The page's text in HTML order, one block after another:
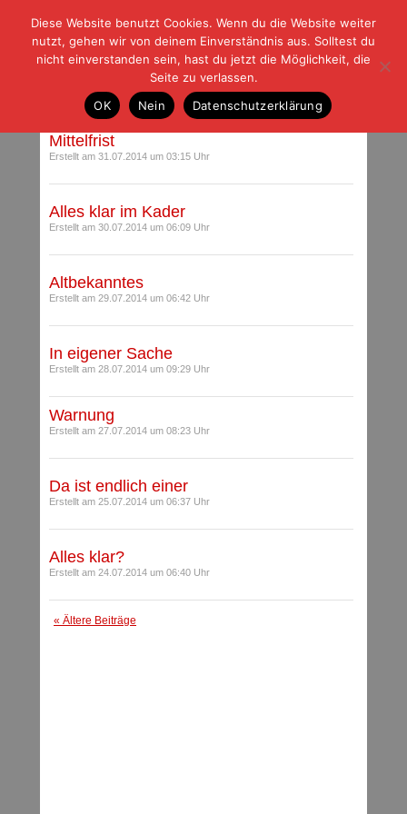
| | |BLOG-GFußball und der Rest
HOME|REGELN|IMPRESSUM |DATENSCHUTZ
Archiv für Juli 2014
Mittelfrist
Erstellt am 31.07.2014 um 03:15 Uhr
Alles klar im Kader
Erstellt am 30.07.2014 um 06:09 Uhr
Altbekanntes
Erstellt am 29.07.2014 um 06:42 Uhr
In eigener Sache
Erstellt am 28.07.2014 um 09:29 Uhr
Warnung
Erstellt am 27.07.2014 um 08:23 Uhr
Da ist endlich einer
Erstellt am 25.07.2014 um 06:37 Uhr
Alles klar?
Erstellt am 24.07.2014 um 06:40 Uhr
« Ältere Beiträge
Diese Website benutzt Cookies. Wenn du die Website weiter
nutzt, gehen wir von deinem Einverständnis aus. Solltest du
nicht einverstanden sein, hast du jetzt die Möglichkeit, die
Seite zu verlassen.
OK
Nein Datenschutzerklärung